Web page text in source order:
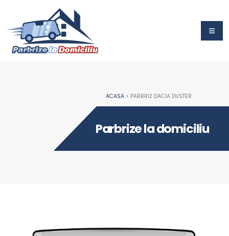
ACASA> PARBRIZ DACIA DUSTER
Parbrize la domiciliu